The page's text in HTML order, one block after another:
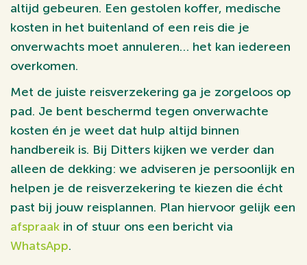
altijd gebeuren. Een gestolen koffer, medische
kosten in het buitenland of een reis die je
onverwachts moet annuleren… het kan iedereen
overkomen.
Met de juiste reisverzekering ga je zorgeloos op
pad. Je bent beschermd tegen onverwachte
kosten én je weet dat hulp altijd binnen
handbereik is. Bij Ditters kijken we verder dan
alleen de dekking: we adviseren je persoonlijk en
helpen je de reisverzekering te kiezen die écht
past bij jouw reisplannen. Plan hiervoor gelijk een
afspraak in of stuur ons een bericht via
WhatsApp.